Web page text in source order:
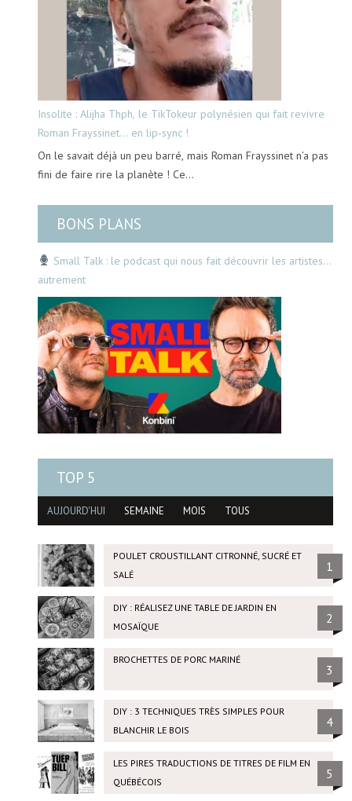
Insolite : Alijha Thph, le TikTokeur polynésien qui fait revivre
Roman Frayssinet… en lip-sync !
On le savait déjà un peu barré, mais Roman Frayssinet n’a pas
fini de faire rire la planète ! Ce…
BONS PLANS
Small Talk : le podcast qui nous fait découvrir les artistes…
autrement
TOP 5
AUJOURD'HUI SEMAINE MOIS TOUS
POULET CROUSTILLANT CITRONNÉ, SUCRÉ ET
SALÉ
1
DIY : RÉALISEZ UNE TABLE DE JARDIN EN
MOSAÏQUE
2
BROCHETTES DE PORC MARINÉ
3
DIY : 3 TECHNIQUES TRÈS SIMPLES POUR
BLANCHIR LE BOIS
4
LES PIRES TRADUCTIONS DE TITRES DE FILM EN
QUÉBÉCOIS
5